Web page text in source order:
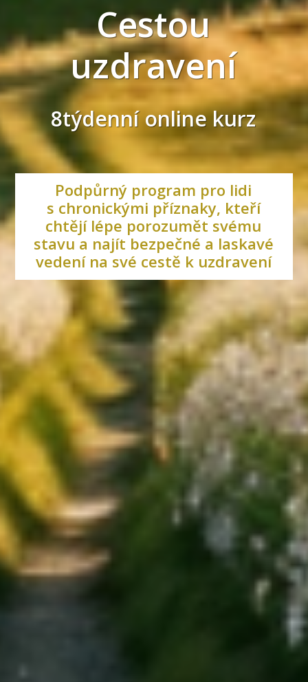
Cestou
uzdravení
8týdenní online kurz
Podpůrný program pro lidi
s chronickými příznaky, kteří
chtějí lépe porozumět svému
stavu a najít bezpečné a laskavé
vedení na své cestě k uzdravení